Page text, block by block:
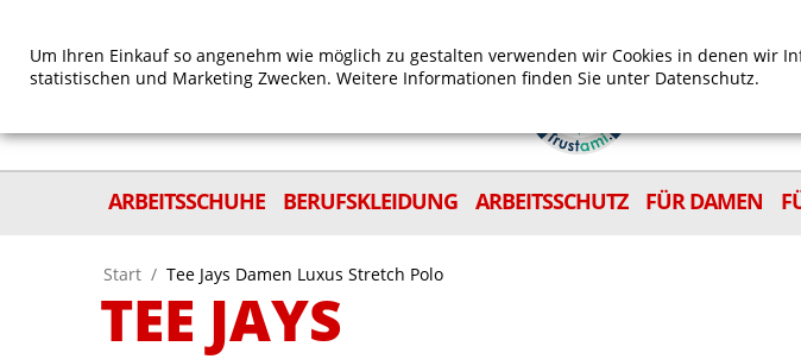
ARBEITSSCHUHE
BERUFSKLEIDUNG ARBEITSSCHUTZ FÜR DAMEN
Start / Tee Jays Damen Luxus Stretch Polo
TEE JAYS
Um Ihren Einkauf so angenehm wie möglich zu gestalten verwenden wir Cookies in denen wir
statistischen und Marketing Zwecken. Weitere Informationen finden Sie unter Datenschutz.